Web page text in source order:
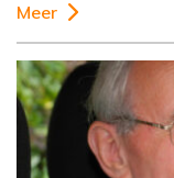
Meer